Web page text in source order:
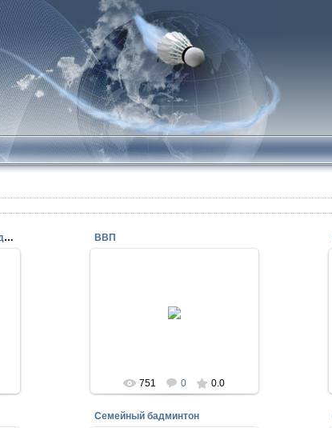
СлабО две ракетки убить за одну игру? ,) ВВП
Стащила с badmintonblog.ru .)
751 0 0.0
Семейный бадминтон